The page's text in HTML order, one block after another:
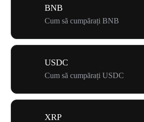
BNB
Cum să cumpărați BNB
USDC
Cum să cumpărați USDC
XRP